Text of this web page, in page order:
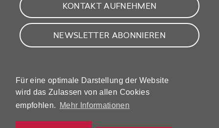
Für eine optimale Darstellung der Website
wird das Zulassen von allen Cookies
empfohlen.
Mehr Informationen
FINNOFLEET engram GmbH
Konsul-Smidt-Straße 8r
28217 Bremen
Tel.: +49 (0)421 62 02 98-0
KONTAKT AUFNEHMEN
NEWSLETTER ABONNIEREN